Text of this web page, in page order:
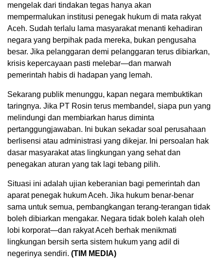
mengelak dari tindakan tegas hanya akan
mempermalukan institusi penegak hukum di mata rakyat
Aceh. Sudah terlalu lama masyarakat menanti kehadiran
negara yang berpihak pada mereka, bukan pengusaha
besar. Jika pelanggaran demi pelanggaran terus dibiarkan,
krisis kepercayaan pasti melebar—dan marwah
pemerintah habis di hadapan yang lemah.
Sekarang publik menunggu, kapan negara membuktikan
taringnya. Jika PT Rosin terus membandel, siapa pun yang
melindungi dan membiarkan harus diminta
pertanggungjawaban. Ini bukan sekadar soal perusahaan
berlisensi atau administrasi yang dikejar. Ini persoalan hak
dasar masyarakat atas lingkungan yang sehat dan
penegakan aturan yang tak lagi tebang pilih.
Situasi ini adalah ujian keberanian bagi pemerintah dan
aparat penegak hukum Aceh. Jika hukum benar-benar
sama untuk semua, pembangkangan terang-terangan tidak
boleh dibiarkan mengakar. Negara tidak boleh kalah oleh
lobi korporat—dan rakyat Aceh berhak menikmati
lingkungan bersih serta sistem hukum yang adil di
negerinya sendiri. (TIM MEDIA)